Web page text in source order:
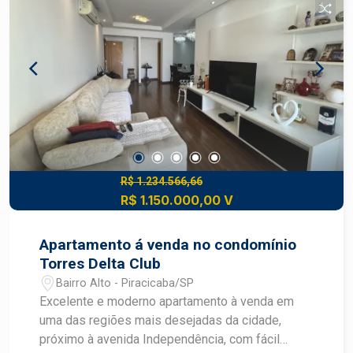
Banheiro completo. -Copa/cozinha (c/ armários).
-Entrada de serviço. -Lavanderia (c/ armários). -
Banheiro de serviço. -Piso Superior: -Ampla sala
de estar. -Lavabo. -Suíte c/ banheira de hidro e
closet. -Área Gourmet com churrasqueira. -
Banheiro externo completo. -Área de depósito. -
Piscina com deck. -Acesso exclusivo pelo
elevador.
R$ 1.234.566,66
R$ 1.150.000,00 V
Apartamento á venda no condomínio
Torres Delta Club
Bairro Alto - Piracicaba/SP
Excelente e moderno apartamento à venda em
uma das regiões mais desejadas da cidade,
próximo à avenida Independência, com fácil